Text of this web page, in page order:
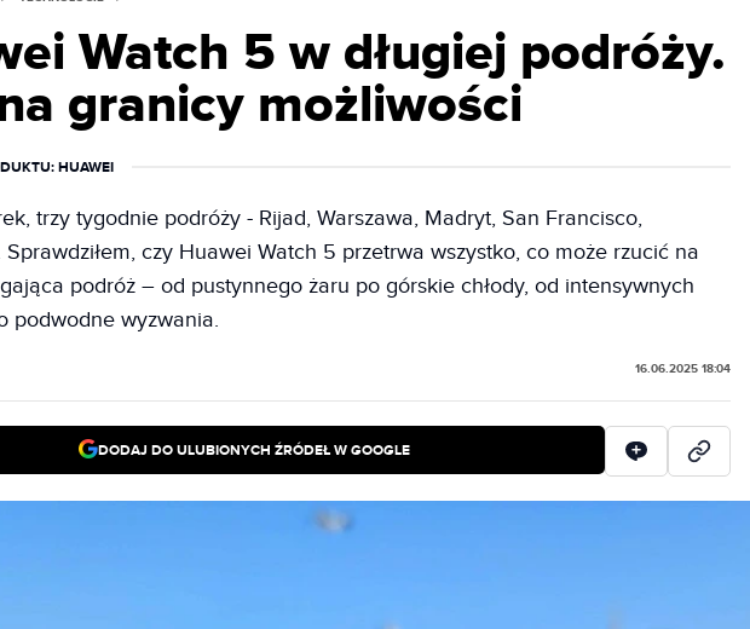
Watch 5 w długiej podróży.
granicy możliwości
: HUAWEI
trzy tygodnie podróży - Rijad, Warszawa, Madryt, San Francisco,
Sprawdziłem, czy Huawei Watch 5 przetrwa wszystko, co może rzucić na
podróż – od pustynnego żaru po górskie chłody, od intensywnych
podwodne wyzwania.
16.06.2025 18:04
DODAJ DO ULUBIONYCH ŹRÓDEŁ W GOOGLE